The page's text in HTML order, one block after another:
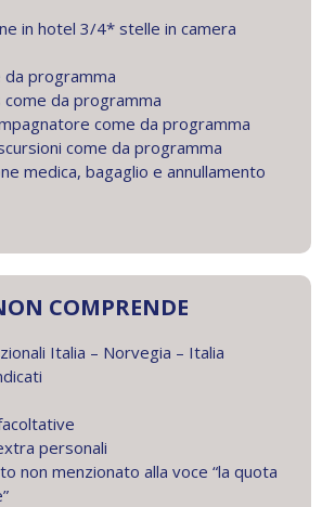
in hotel 3/4* stelle in camera
da programma
come da programma
come da programma
come da programma
medica, bagaglio e annullamento
COMPRENDE
Italia – Norvegia – Italia
personali
non menzionato alla voce “la quota